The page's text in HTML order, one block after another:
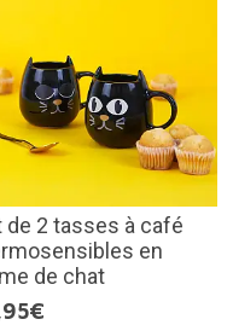
de 2 tasses à café
en
de chat